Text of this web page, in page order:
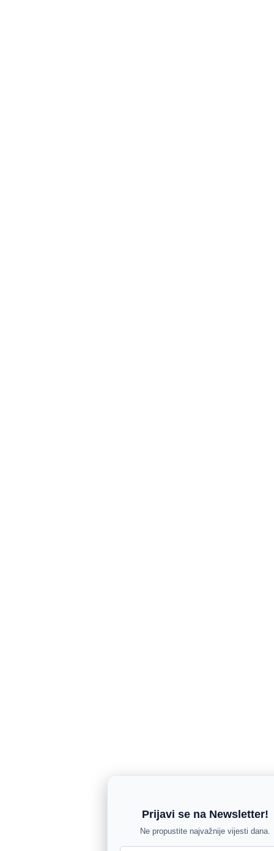
Prijavi se na Newsletter!
Ne propustite najvažnije vijesti dana.